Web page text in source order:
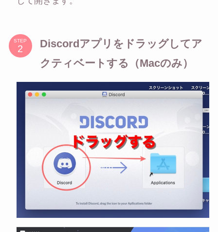
STEP
Discordアプリをドラッグしてア
クティベートする（Macのみ）